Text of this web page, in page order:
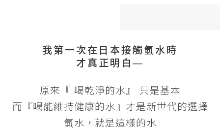
我第一次在日本接觸氫水時
才真正明白—
原來『 喝乾淨的水』 只是基本
而『喝能維持健康的水』才是新世代的選擇
氫水，就是這樣的水